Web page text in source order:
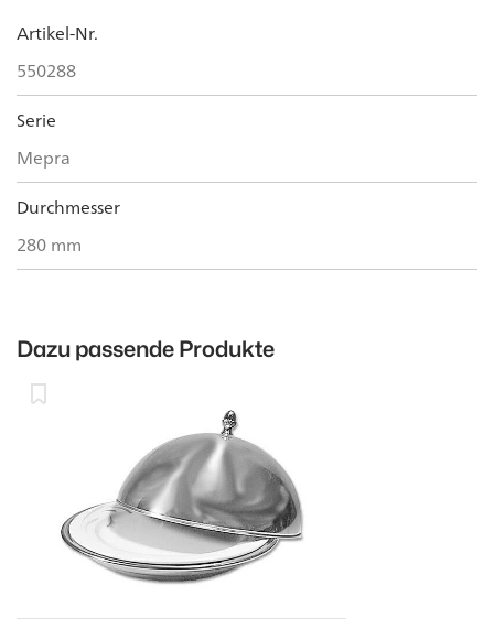
Artikel-Nr.
550288
Serie
Mepra
Durchmesser
280 mm
Dazu passende Produkte